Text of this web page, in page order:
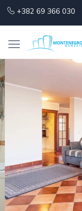
+382 69 366 030